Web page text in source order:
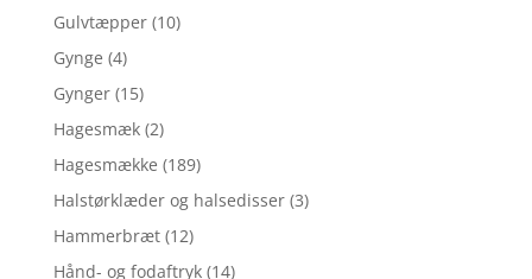
Gulvtæpper (10)
Gynge (4)
Gynger (15)
Hagesmæk (2)
Hagesmække (189)
Halstørklæder og halsedisser (3)
Hammerbræt (12)
Hånd- og fodaftryk (14)